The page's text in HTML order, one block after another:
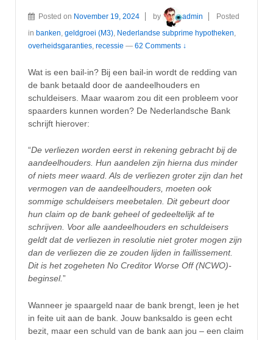
Posted on November 19, 2024 by admin
Posted
in banken geldgroei (M3) Nederlandse subprime hypotheken
overheidsgaranties recessie — 62 Comments ↓
Wat is een bail-in? Bij een bail-in wordt de redding van
de bank betaald door de aandeelhouders en
schuldeisers. Maar waarom zou dit een probleem voor
spaarders kunnen worden? De Nederlandsche Bank
schrijft hierover:
“De verliezen worden eerst in rekening gebracht bij de
aandeelhouders. Hun aandelen zijn hierna dus minder
of niets meer waard. Als de verliezen groter zijn dan het
vermogen van de aandeelhouders, moeten ook
sommige schuldeisers meebetalen. Dit gebeurt door
hun claim op de bank geheel of gedeeltelijk af te
schrijven. Voor alle aandeelhouders en schuldeisers
geldt dat de verliezen in resolutie niet groter mogen zijn
dan de verliezen die ze zouden lijden in faillissement.
Dit is het zogeheten No Creditor Worse Off (NCWO)-
beginsel.”
Wanneer je spaargeld naar de bank brengt, leen je het
in feite uit aan de bank. Jouw banksaldo is geen echt
bezit, maar een schuld van de bank aan jou – een claim